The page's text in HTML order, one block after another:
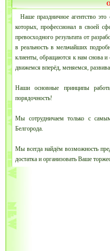
Наше праздничное агентство
которых, профессионал в своей
превосходного результата от
в реальность в мельчайших
клиенты, обращаются к нам снова
движемся вперёд, меняемся,
Наши основные принципы
порядочность!
Мы сотрудничаем только с
Белгорода.
Мы всегда найдём возможность
достатка и организовать Ваше